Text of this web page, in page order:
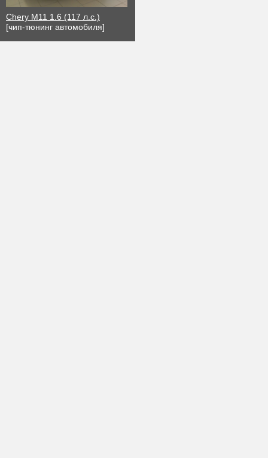
Chery M11 1.6 (117 л.с.)
[чип-тюнинг автомобиля]